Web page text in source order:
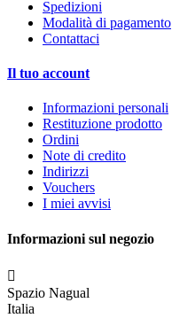
Spedizioni
Modalità di pagamento
Contattaci
Il tuo account
Informazioni personali
Restituzione prodotto
Ordini
Note di credito
Indirizzi
Vouchers
I miei avvisi
Informazioni sul negozio

Spazio Nagual
Italia